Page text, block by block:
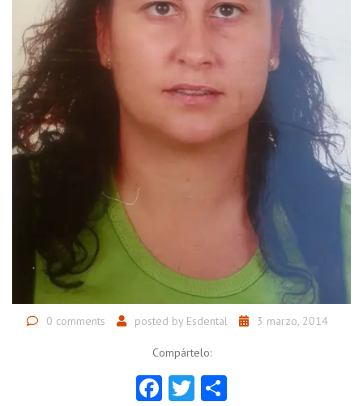
0 comments posted by Esdental 3 marzo, 2014
Compártelo:
Facebook
Twitter